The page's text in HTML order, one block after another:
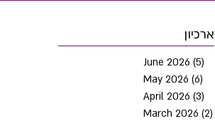
ארכיון
June 2026 (5)
May 2026 (6)
April 2026 (3)
March 2026 (2)